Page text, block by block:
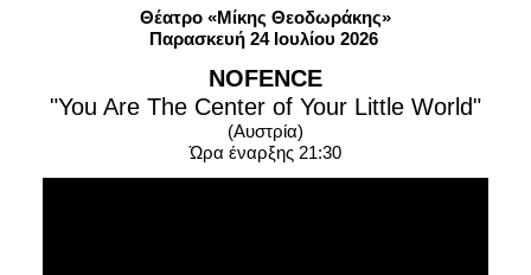
Είσοδος διαχειριστή
Θέατρο «Μίκης Θεοδωράκης»
Παρασκευή 24 Ιουλίου 2026
NOFENCE
"You Are The Center of Your Little World"
(Αυστρία)
Ώρα έναρξης 21:30